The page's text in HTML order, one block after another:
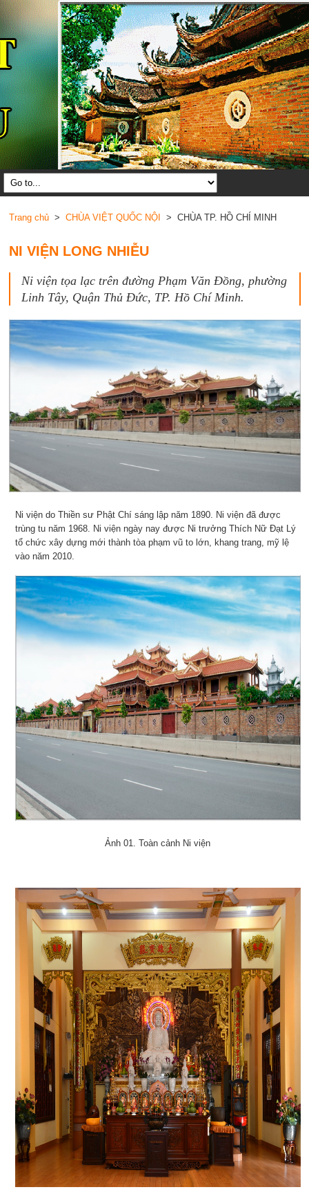
Trang chủ> CHÙA VIỆT QUỐC NỘI > CHÙA TP. HỒ CHÍ MINH
NI VIỆN LONG NHIỄU
Ni viện tọa lạc trên đường Phạm Văn Đồng, phường
Linh Tây, Quận Thủ Đức, TP. Hồ Chí Minh.
Ni viện do Thiền sư Phật Chí sáng lập năm 1890. Ni viện đã được
trùng tu năm 1968. Ni viện ngày nay được Ni trưởng Thích Nữ Đạt Lý
tổ chức xây dựng mới thành tòa phạm vũ to lớn, khang trang, mỹ lệ
vào năm 2010.
Ảnh 01. Toàn cảnh Ni viện